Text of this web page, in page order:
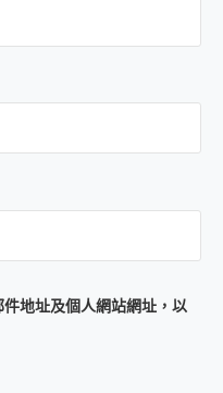
地址及個人網站網址，以